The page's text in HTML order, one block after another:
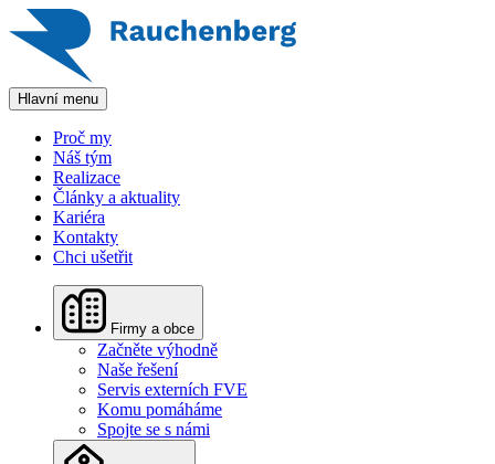
Hlavní menu
Proč my
Náš tým
Realizace
Články a aktuality
Kariéra
Kontakty
Chci ušetřit
Firmy a obce
Začněte výhodně
Naše řešení
Servis externích FVE
Komu pomáháme
Spojte se s námi